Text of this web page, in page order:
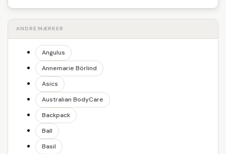
ANDRE MÆRKER
Angulus
Annemarie Börlind
Asics
Australian BodyCare
Backpack
Ball
Basil